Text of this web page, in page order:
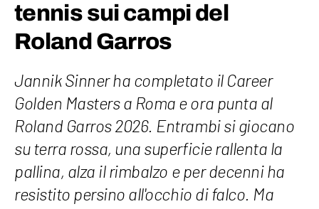
tennis sui campi del
Roland Garros
Jannik Sinner ha completato il Career
Golden Masters a Roma e ora punta al
Roland Garros 2026. Entrambi si giocano
su terra rossa, una superficie rallenta la
pallina, alza il rimbalzo e per decenni ha
resistito persino all'occhio di falco. Ma